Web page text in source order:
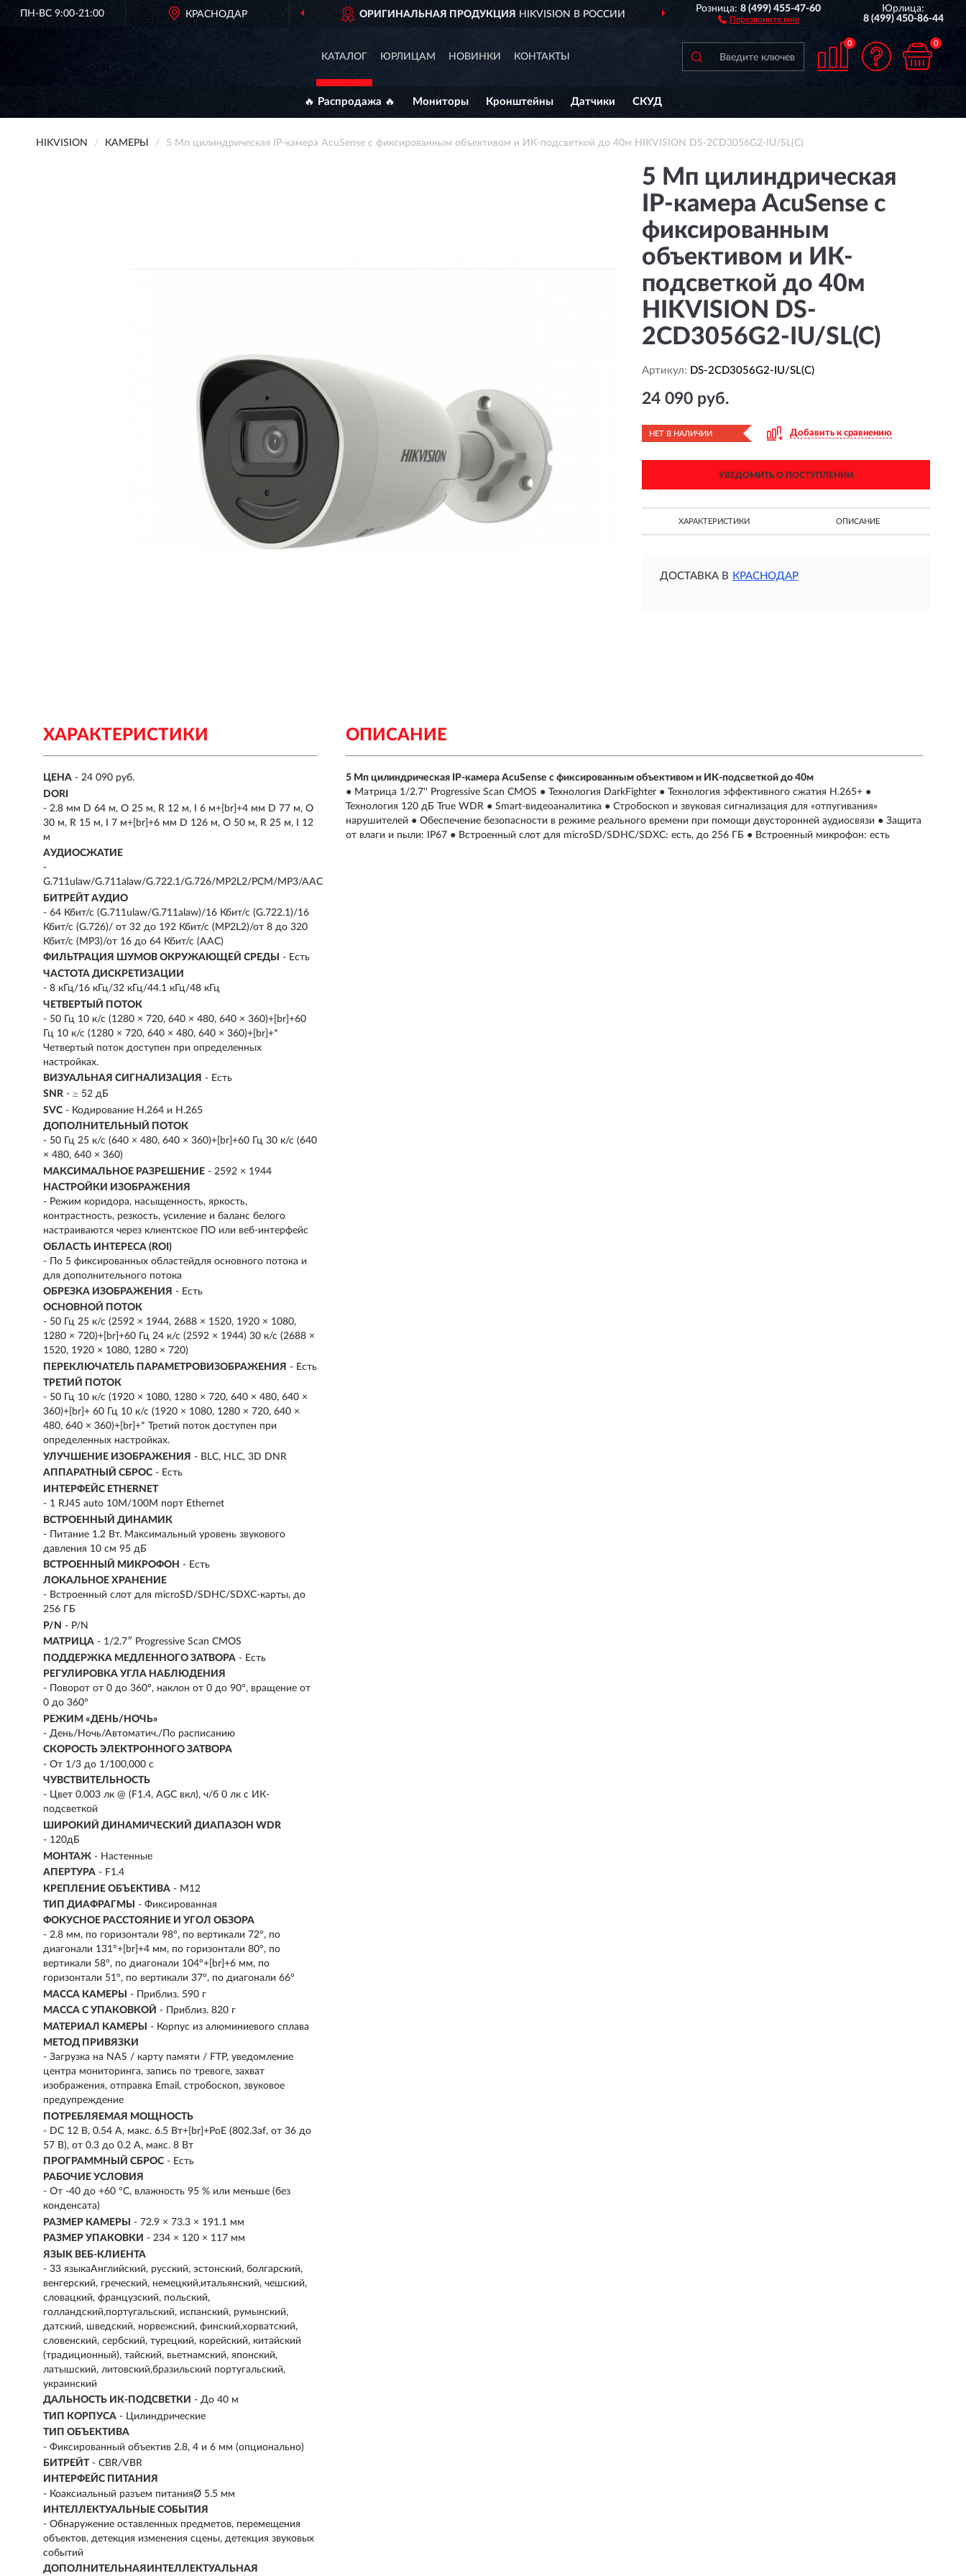
ПН-ВС 9:00-21:00 КРАСНОДАР ОРИГИНАЛЬНАЯ ПРОДУКЦИЯHIKVISION В РОССИИ ДОСТАВИМ ПО ВСЕЙ РОССИИ
Розница:8 (499) 455-47-60
Перезвоните мне
Юрлица:
8 (499) 450-86-44
КАТАЛОГ ЮРЛИЦАМ НОВИНКИ КОНТАКТЫ
0 0
🔥 Распродажа 🔥 Мониторы Кронштейны Датчики СКУД
HIKVISION КАМЕРЫ 5 Мп цилиндрическая IP-камера AcuSense с фиксированным объективом и ИК-подсветкой до 40м HIKVISION DS-2CD3056G2-IU/SL(C)
5 Мп цилиндрическая
IP-камера AcuSense с
фиксированным
объективом и ИК-
подсветкой до 40м
HIKVISION DS-
2CD3056G2-IU/SL(C)
Артикул: DS-2CD3056G2-IU/SL(C)
24 090 руб.
НЕТ В НАЛИЧИИ Добавить к сравнению
УВЕДОМИТЬ О ПОСТУПЛЕНИИ
ХАРАКТЕРИСТИКИ ОПИСАНИЕ
ДОСТАВКА В КРАСНОДАР
ХАРАКТЕРИСТИКИ
ЦЕНА - 24 090 руб.
DORI
- 2.8 мм D 64 м, O 25 м, R 12 м, I 6 м+[br]+4 мм D 77 м, O
30 м, R 15 м, I 7 м+[br]+6 мм D 126 м, O 50 м, R 25 м, I 12
м
АУДИОСЖАТИЕ
-
G.711ulaw/G.711alaw/G.722.1/G.726/MP2L2/PCM/MP3/AAC
БИТРЕЙТ АУДИО
- 64 Кбит/с (G.711ulaw/G.711alaw)/16 Кбит/с (G.722.1)/16
Кбит/с (G.726)/ от 32 до 192 Кбит/с (MP2L2)/от 8 до 320
Кбит/с (MP3)/от 16 до 64 Кбит/с (AAC)
ФИЛЬТРАЦИЯ ШУМОВ ОКРУЖАЮЩЕЙ СРЕДЫ
- Есть
ЧАСТОТА ДИСКРЕТИЗАЦИИ
- 8 кГц/16 кГц/32 кГц/44.1 кГц/48 кГц
ЧЕТВЕРТЫЙ ПОТОК
- 50 Гц 10 к/с (1280 × 720, 640 × 480, 640 × 360)+[br]+60
Гц 10 к/с (1280 × 720, 640 × 480, 640 × 360)+[br]+*
Четвертый поток доступен при определенных
настройках.
ВИЗУАЛЬНАЯ СИГНАЛИЗАЦИЯ - Есть
SNR - ≥ 52 дБ
SVC - Кодирование H.264 и H.265
ДОПОЛНИТЕЛЬНЫЙ ПОТОК
- 50 Гц 25 к/с (640 × 480, 640 × 360)+[br]+60 Гц 30 к/с (640
× 480, 640 × 360)
МАКСИМАЛЬНОЕ РАЗРЕШЕНИЕ - 2592 × 1944
НАСТРОЙКИ ИЗОБРАЖЕНИЯ
- Режим коридора, насыщенность, яркость,
контрастность, резкость, усиление и баланс белого
настраиваются через клиентское ПО или веб-интерфейс
ОБЛАСТЬ ИНТЕРЕСА (ROI)
- По 5 фиксированных областейдля основного потока и
для дополнительного потока
ОБРЕЗКА ИЗОБРАЖЕНИЯ - Есть
ОСНОВНОЙ ПОТОК
- 50 Гц 25 к/с (2592 × 1944, 2688 × 1520, 1920 × 1080,
1280 × 720)+[br]+60 Гц 24 к/с (2592 × 1944) 30 к/с (2688 ×
1520, 1920 × 1080, 1280 × 720)
ПЕРЕКЛЮЧАТЕЛЬ ПАРАМЕТРОВИЗОБРАЖЕНИЯ - Есть
ТРЕТИЙ ПОТОК
- 50 Гц 10 к/с (1920 × 1080, 1280 × 720, 640 × 480, 640 ×
360)+[br]+ 60 Гц 10 к/с (1920 × 1080, 1280 × 720, 640 ×
480, 640 × 360)+[br]+* Третий поток доступен при
определенных настройках.
УЛУЧШЕНИЕ ИЗОБРАЖЕНИЯ - BLC, HLC, 3D DNR
АППАРАТНЫЙ СБРОС - Есть
ИНТЕРФЕЙС ETHERNET
- 1 RJ45 auto 10M/100M порт Ethernet
ВСТРОЕННЫЙ ДИНАМИК
- Питание 1.2 Вт. Максимальный уровень звукового
давления 10 см 95 дБ
ВСТРОЕННЫЙ МИКРОФОН - Есть
ЛОКАЛЬНОЕ ХРАНЕНИЕ
- Встроенный слот для microSD/SDHC/SDXC-карты, до
256 ГБ
P/N - P/N
МАТРИЦА - 1/2.7″ Progressive Scan CMOS
ПОДДЕРЖКА МЕДЛЕННОГО ЗАТВОРА - Есть
РЕГУЛИРОВКА УГЛА НАБЛЮДЕНИЯ
- Поворот от 0 до 360°, наклон от 0 до 90°, вращение от
0 до 360°
РЕЖИМ «ДЕНЬ/НОЧЬ»
- День/Ночь/Автоматич./По расписанию
СКОРОСТЬ ЭЛЕКТРОННОГО ЗАТВОРА
- От 1/3 до 1/100,000 с
ЧУВСТВИТЕЛЬНОСТЬ
- Цвет 0.003 лк @ (F1.4, AGC вкл), ч/б 0 лк с ИК-
подсветкой
ШИРОКИЙ ДИНАМИЧЕСКИЙ ДИАПАЗОН WDR
- 120дБ
МОНТАЖ - Настенные
АПЕРТУРА - F1.4
КРЕПЛЕНИЕ ОБЪЕКТИВА - M12
ТИП ДИАФРАГМЫ
- Фиксированная
ФОКУСНОЕ РАССТОЯНИЕ И УГОЛ ОБЗОРА
- 2.8 мм, по горизонтали 98°, по вертикали 72°, по
диагонали 131°+[br]+4 мм, по горизонтали 80°, по
вертикали 58°, по диагонали 104°+[br]+6 мм, по
горизонтали 51°, по вертикали 37°, по диагонали 66°
МАССА КАМЕРЫ
- Приблиз. 590 г
МАССА С УПАКОВКОЙ - Приблиз. 820 г
МАТЕРИАЛ КАМЕРЫ
- Корпус из алюминиевого сплава
МЕТОД ПРИВЯЗКИ
- Загрузка на NAS / карту памяти / FTP, уведомление
центра мониторинга, запись по тревоге, захват
изображения, отправка Email, стробоскоп, звуковое
предупреждение
ПОТРЕБЛЯЕМАЯ МОЩНОСТЬ
- DC 12 В, 0.54 А, макс. 6.5 Вт+[br]+PoE (802.3af, от 36 до
57 В), от 0.3 до 0.2 А, макс. 8 Вт
ПРОГРАММНЫЙ СБРОС - Есть
РАБОЧИЕ УСЛОВИЯ
- От -40 до +60 °C, влажность 95 % или меньше (без
конденсата)
РАЗМЕР КАМЕРЫ
- 72.9 × 73.3 × 191.1 мм
РАЗМЕР УПАКОВКИ - 234 × 120 × 117 мм
ЯЗЫК ВЕБ-КЛИЕНТА
- 33 языкаАнглийский, русский, эстонский, болгарский,
венгерский, греческий, немецкий,итальянский, чешский,
словацкий, французский, польский,
голландский,португальский, испанский, румынский,
датский, шведский, норвежский, финский,хорватский,
словенский, сербский, турецкий, корейский, китайский
(традиционный), тайский, вьетнамский, японский,
латышский, литовский,бразильский португальский,
украинский
ДАЛЬНОСТЬ ИК-ПОДСВЕТКИ - До 40 м
ТИП КОРПУСА - Цилиндрические
ТИП ОБЪЕКТИВА
- Фиксированный объектив 2.8, 4 и 6 мм (опционально)
БИТРЕЙТ - CBR/VBR
ИНТЕРФЕЙС ПИТАНИЯ
- Коаксиальный разъем питанияØ 5.5 мм
ИНТЕЛЛЕКТУАЛЬНЫЕ СОБЫТИЯ
- Обнаружение оставленных предметов, перемещения
объектов, детекция изменения сцены, детекция звуковых
событий
ДОПОЛНИТЕЛЬНАЯИНТЕЛЛЕКТУАЛЬНАЯ
ОПИСАНИЕ
5 Мп цилиндрическая IP-камера AcuSense с фиксированным объективом и ИК-подсветкой до 40м
● Матрица 1/2.7'' Progressive Scan CMOS ● Технология DarkFighter ● Технология эффективного сжатия H.265+ ●
Технология 120 дБ True WDR ● Smart-видеоаналитика ● Стробоскоп и звуковая сигнализация для «отпугивания»
нарушителей ● Обеспечение безопасности в режиме реального времени при помощи двусторонней аудиосвязи ● Защита
от влаги и пыли: IP67 ● Встроенный слот для microSD/SDHC/SDXC: есть, до 256 ГБ ● Встроенный микрофон: есть